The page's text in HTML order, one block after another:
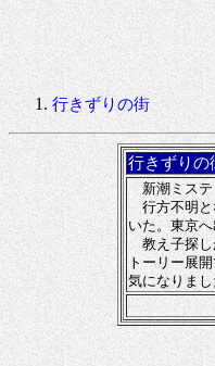
行きずりの街
行きずりの
新潮ミステ
行方不明と
いた。東京
教え子探し
トーリー展
気になりま